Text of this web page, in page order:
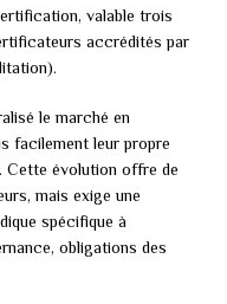
valable trois
accrédités par
le marché en
facilement leur propre
Cette évolution offre de
mais exige une
spécifique à
obligations des